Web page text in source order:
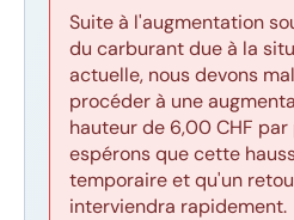
Suite à l'augmentation
du carburant due à la
actuelle, nous devons
procéder à une
hauteur de 6,00 CHF par
espérons que cette
temporaire et qu'un
interviendra rapidement.